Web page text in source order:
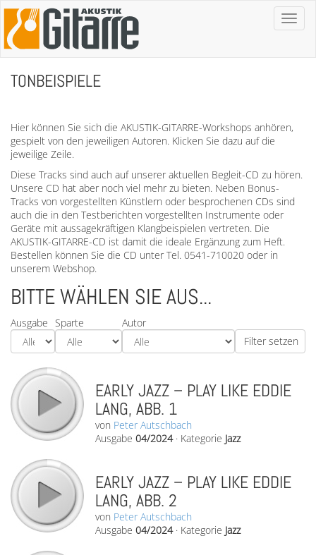
Toggle
TONBEISPIELE
Hier können Sie sich die AKUSTIK-GITARRE-Workshops anhören,
gespielt von den jeweiligen Autoren. Klicken Sie dazu auf die
jeweilige Zeile.
Diese Tracks sind auch auf unserer aktuellen Begleit-CD zu hören.
Unsere CD hat aber noch viel mehr zu bieten. Neben Bonus-
Tracks von vorgestellten Künstlern oder besprochenen CDs sind
auch die in den Testberichten vorgestellten Instrumente oder
Geräte mit aussagekräftigen Klangbeispielen vertreten. Die
AKUSTIK-GITARRE-CD ist damit die ideale Ergänzung zum Heft.
Bestellen können Sie die CD unter Tel. 0541-710020 oder in
unserem Webshop.
BITTE WÄHLEN SIE AUS...
Ausgabe Sparte Autor
EARLY JAZZ – PLAY LIKE EDDIE
LANG, ABB. 1
von Peter Autschbach
Ausgabe 04/2024· Kategorie Jazz
EARLY JAZZ – PLAY LIKE EDDIE
LANG, ABB. 2
von Peter Autschbach
Ausgabe 04/2024· Kategorie Jazz